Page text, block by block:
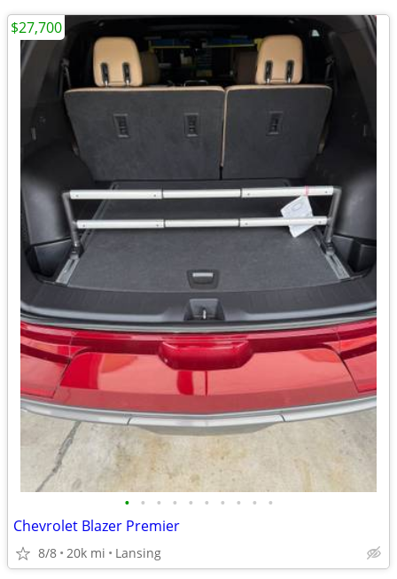
• • • • • • • • • •
Chevrolet Blazer Premier
8/8 20k mi Lansing
$27,700